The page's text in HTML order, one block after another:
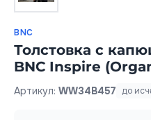
BNC
Толстовка с
BNC Inspire
Артикул: WW34B457 до